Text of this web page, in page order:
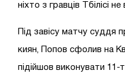
ніхто з гравців Тбілісі
Під завісу матчу суддя
киян, Попов сфолив на
підійшов виконувати 11-